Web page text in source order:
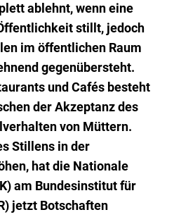
ablehnt, wenn eine
stillt, jedoch
im öffentlichen Raum
gegenübersteht.
und Cafés besteht
der Akzeptanz des
von Müttern.
Stillens in der
hat die Nationale
am Bundesinstitut für
jetzt Botschaften